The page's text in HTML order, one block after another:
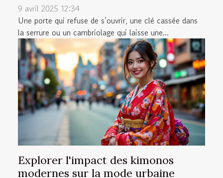
9 avril 2025 12:34
Une porte qui refuse de s’ouvrir, une clé cassée dans
la serrure ou un cambriolage qui laisse une...
Explorer l'impact des kimonos
modernes sur la mode urbaine